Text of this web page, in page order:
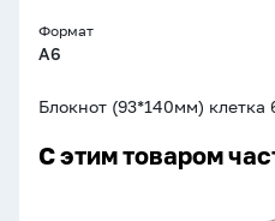
Формат
A6
Блокнот (93*140мм) клетка
С этим товаром